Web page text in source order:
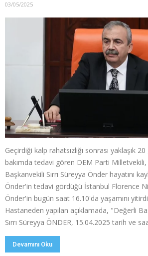
03/05/2025
Geçirdiği kalp rahatsızlığı sonrası yaklaşık
bakımda tedavi gören DEM Parti
Başkanvekili Sırrı Süreyya Önder hayatını
Önder'in tedavi gördüğü İstanbul Florence
Önder'in bugün saat 16.10'da yaşamını
Hastaneden yapılan açıklamada, "Değerli
Sırrı Süreyya ÖNDER, 15.04.2025 tarih ve
Devamını Oku